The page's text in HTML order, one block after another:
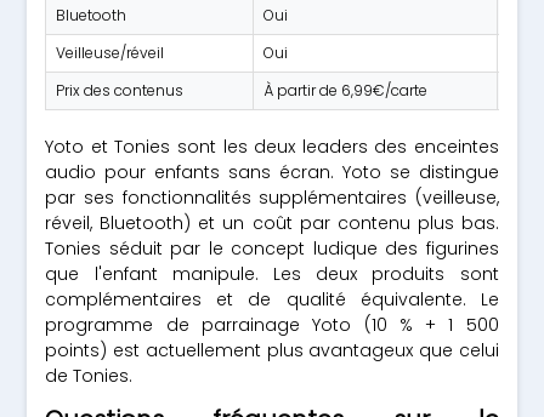
Bluetooth
Oui
Veilleuse/réveil
Oui
Prix des contenus
À partir de 6,99€/carte
Yoto et Tonies sont les deux leaders des enceintes
audio pour enfants sans écran. Yoto se distingue
par ses fonctionnalités supplémentaires (veilleuse,
réveil, Bluetooth) et un coût par contenu plus bas.
Tonies séduit par le concept ludique des figurines
que l'enfant manipule. Les deux produits sont
complémentaires et de qualité équivalente. Le
programme de parrainage Yoto (10 % + 1 500
points) est actuellement plus avantageux que celui
de Tonies.